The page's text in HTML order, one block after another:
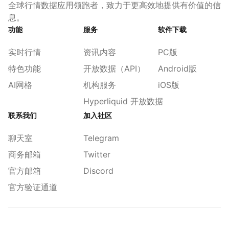
全球行情数据应用领跑者，致力于更高效地提供有价值的信
息。
功能
实时行情
特色功能
AI网格
服务
资讯内容
开放数据（API）
机构服务
Hyperliquid 开放数据
软件下载
PC版
Android版
iOS版
联系我们
聊天室
商务邮箱
官方邮箱
官方验证通道
加入社区
Telegram
Twitter
Discord